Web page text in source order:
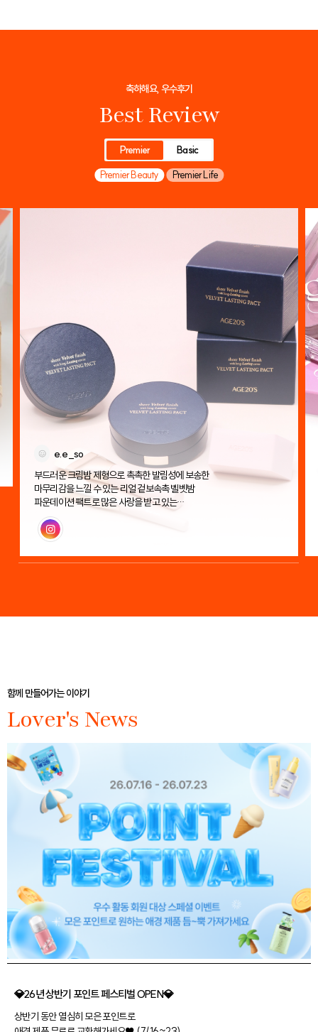
축하해요, 우수후기
Best Review
Premier
Basic
Premier Beauty
Premier Life
e.e_so
부드러운 크림밤 제형으로 촉촉한 발림성에 보송한
마무리감을 느낄 수 있는 리얼 겉보속촉 벨벳밤
파운데이션 팩트로 많은 사랑을 받고 있는
에이지투웨니스 벨벳 래스팅 팩트!
인스타그램
함께 만들어가는 이야기
Lover's News
💎26년 상반기 포인트 페스티벌 OPEN💎
상반기 동안 열심히 모은 포인트로